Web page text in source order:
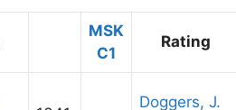
MSK
C1
Rating
Doggers, J.